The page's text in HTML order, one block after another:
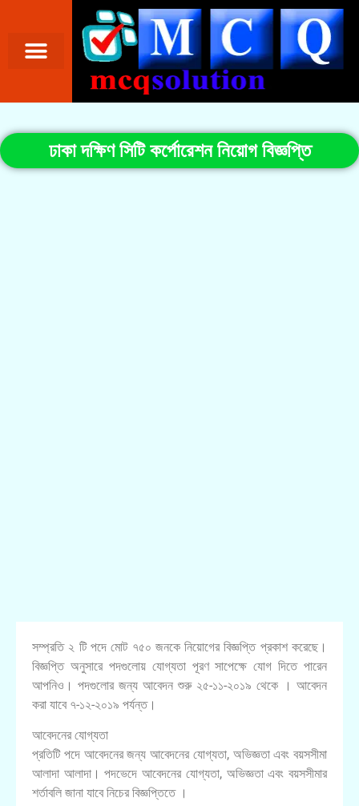
ঢাকা দক্ষিণ সিটি কর্পোরেশন নিয়োগ বিজ্ঞপ্তি
সম্প্রতি ২ টি পদে মোট ৭৫০ জনকে নিয়োগের বিজ্ঞপ্তি প্রকাশ করেছে।
বিজ্ঞপ্তি অনুসারে পদগুলোয় যোগ্যতা পূরণ সাপেক্ষে যোগ দিতে পারেন
আপনিও। পদগুলোর জন্য আবেদন শুরু ২৫-১১-২০১৯ থেকে । আবেদন
করা যাবে ৭-১২-২০১৯ পর্যন্ত।
আবেদনের যোগ্যতা
প্রতিটি পদে আবেদনের জন্য আবেদনের যোগ্যতা, অভিজ্ঞতা এবং বয়সসীমা
আলাদা আলাদা। পদভেদে আবেদনের যোগ্যতা, অভিজ্ঞতা এবং বয়সসীমার
শর্তাবলি জানা যাবে নিচের বিজ্ঞপ্তিতে ।